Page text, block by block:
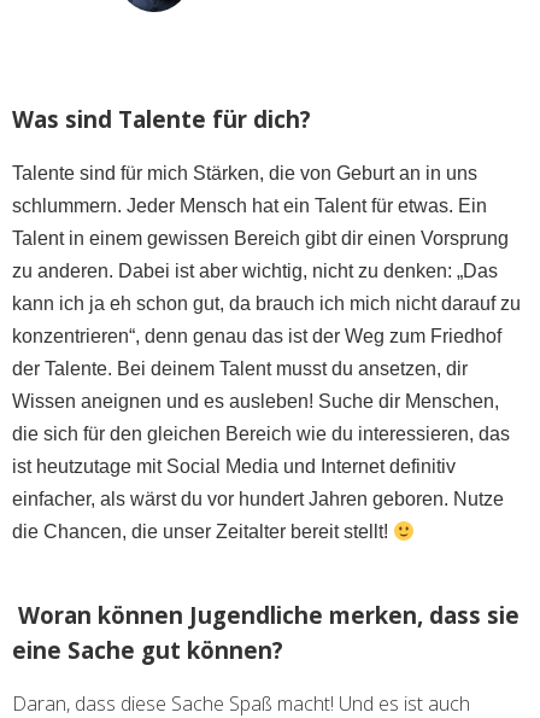
Was sind Talente für dich?
Talente sind für mich Stärken, die von Geburt an in uns
schlummern. Jeder Mensch hat ein Talent für etwas. Ein
Talent in einem gewissen Bereich gibt dir einen Vorsprung
zu anderen. Dabei ist aber wichtig, nicht zu denken: „Das
kann ich ja eh schon gut, da brauch ich mich nicht darauf zu
konzentrieren“, denn genau das ist der Weg zum Friedhof
der Talente. Bei deinem Talent musst du ansetzen, dir
Wissen aneignen und es ausleben! Suche dir Menschen,
die sich für den gleichen Bereich wie du interessieren, das
ist heutzutage mit Social Media und Internet definitiv
einfacher, als wärst du vor hundert Jahren geboren. Nutze
die Chancen, die unser Zeitalter bereit stellt!
Woran können Jugendliche merken, dass sie
eine Sache gut können?
Daran, dass diese Sache Spaß macht! Und es ist auch